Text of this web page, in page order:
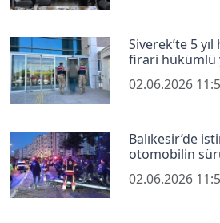
Siverek’te 5
firari hükümlü
02.06.2026
Balıkesir’de
otomobilin
02.06.2026